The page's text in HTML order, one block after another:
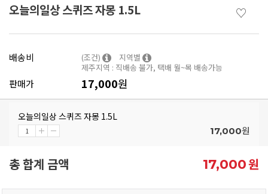
오늘의일상 스퀴즈 자몽 1.5L ♡
배송비 (조건)
지역별
제주지역 : 직배송 불가, 택배 월~목 배송가능
판매가 17,000원
오늘의일상 스퀴즈 자몽 1.5L
17,000원
총 합계 금액 17,000원